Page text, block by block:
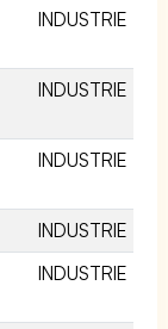
INDUSTRIE
INDUSTRIE
INDUSTRIE
INDUSTRIE
INDUSTRIE